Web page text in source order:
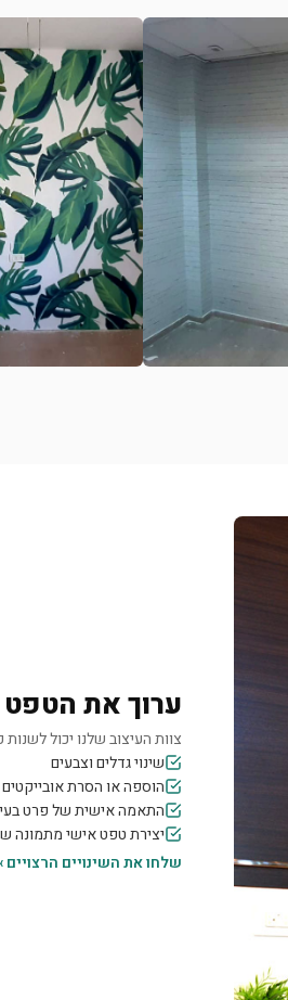
ערוך את
צוות העיצוב שלנו יכול לשנות
שינוי גדלים וצבעים
הוספה או הסרת אובייקטים
התאמה אישית של פרט
יצירת טפט אישי מתמונה
שלחו את השינויים הרצויים ›